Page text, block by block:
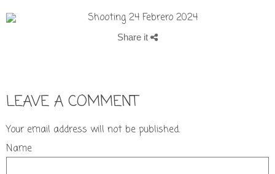
Share it
LEAVE A COMMENT
Your email address will not be published.
Name